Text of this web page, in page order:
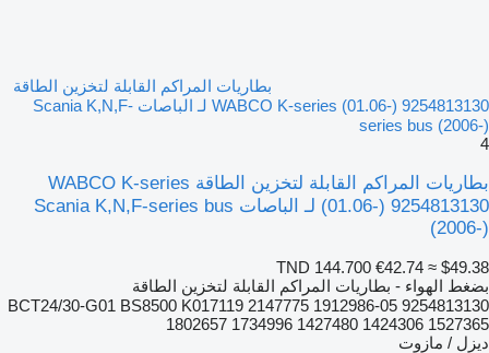
بطاريات المراكم القابلة لتخزين الطاقة
WABCO K-series (01.06-) 9254813130 لـ الباصات Scania K,N,F-
series bus (2006-)
4
بطاريات المراكم القابلة لتخزين الطاقة WABCO K-series
(01.06-) 9254813130 لـ الباصات Scania K,N,F-series bus
(2006-)
TND 144.700 €42.74 ≈ $49.38
بضغط الهواء - بطاريات المراكم القابلة لتخزين الطاقة
9254813130 05-BCT24/30-G01 BS8500 K017119 2147775 1912986
1802657 1734996 1427480 1424306 1527365
ديزل / مازوت